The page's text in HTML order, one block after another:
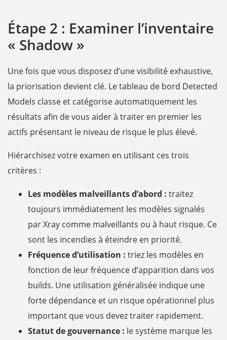
Étape 2 : Examiner l’inventaire
« Shadow »
Une fois que vous disposez d’une visibilité exhaustive,
la priorisation devient clé. Le tableau de bord Detected
Models classe et catégorise automatiquement les
résultats afin de vous aider à traiter en premier les
actifs présentant le niveau de risque le plus élevé.
Hiérarchisez votre examen en utilisant ces trois
critères :
Les modèles malveillants d’abord : traitez
toujours immédiatement les modèles signalés
par Xray comme malveillants ou à haut risque. Ce
sont les incendies à éteindre en priorité.
Fréquence d’utilisation : triez les modèles en
fonction de leur fréquence d’apparition dans vos
builds. Une utilisation généralisée indique une
forte dépendance et un risque opérationnel plus
important que vous devez traiter rapidement.
Statut de gouvernance : le système marque les